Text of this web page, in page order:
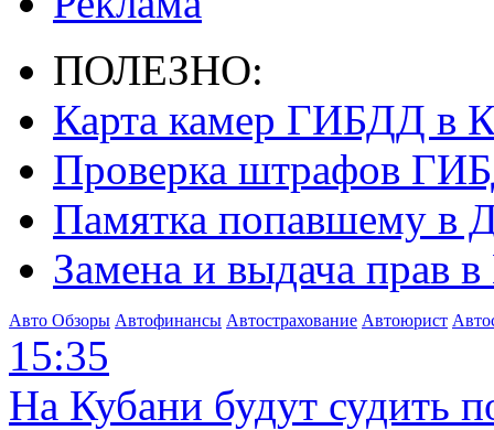
ПОЛЕЗНО:
Карта камер ГИБДД в
Проверка штрафов
Памятка попавшему в
Замена и выдача прав
Авто Обзоры Автофинансы Автострахование Автоюрист
15:35
На Кубани будут судить